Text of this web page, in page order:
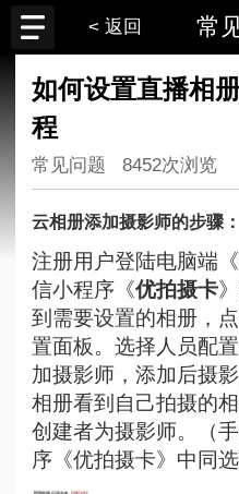
< 返回 常
如何设置直播相
程
常见问题 8452次浏览
云相册添加摄影师的步骤：
注册用户登陆电脑端《
信小程序《优拍摄卡
到需要设置的相册，
置面板。选择人员配
加摄影师，添加后摄
相册看到自己拍摄的
创建者为摄影师。（
序《优拍摄卡》中同选